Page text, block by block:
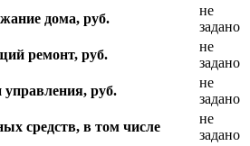
дома, руб.
не
задано
ремонт, руб.
не
задано
управления, руб.
не
задано
средств, в том числе
не
задано